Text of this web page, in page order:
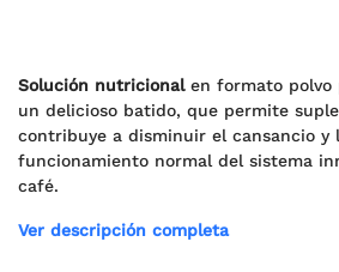
Solución nutricionalen formato polvo
un delicioso batido, que permite
contribuye a disminuir el cansancio y
funcionamiento normal del sistema
café.
Ver descripción completa